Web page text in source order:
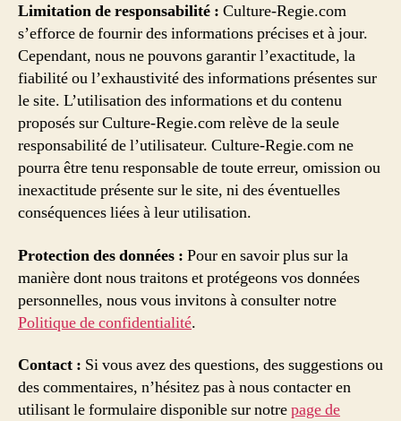
Limitation de responsabilité : Culture-Regie.com
s’efforce de fournir des informations précises et à jour.
Cependant, nous ne pouvons garantir l’exactitude, la
fiabilité ou l’exhaustivité des informations présentes sur
le site. L’utilisation des informations et du contenu
proposés sur Culture-Regie.com relève de la seule
responsabilité de l’utilisateur. Culture-Regie.com ne
pourra être tenu responsable de toute erreur, omission ou
inexactitude présente sur le site, ni des éventuelles
conséquences liées à leur utilisation.
Protection des données : Pour en savoir plus sur la
manière dont nous traitons et protégeons vos données
personnelles, nous vous invitons à consulter notre
Politique de confidentialité.
Contact : Si vous avez des questions, des suggestions ou
des commentaires, n’hésitez pas à nous contacter en
utilisant le formulaire disponible sur notrepage de